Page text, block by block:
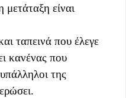
είναι
ταπεινά που έλεγε
κανένας που
της